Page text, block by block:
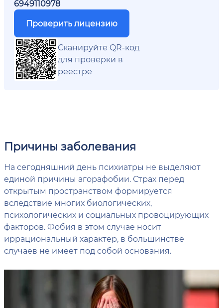
6949110978
Проверить лицензию
Сканируйте QR-код
для проверки в
реестре
Причины заболевания
На сегодняшний день психиатры не выделяют
единой причины агорафобии. Страх перед
открытым пространством формируется
вследствие многих биологических,
психологических и социальных провоцирующих
факторов. Фобия в этом случае носит
иррациональный характер, в большинстве
случаев не имеет под собой основания.